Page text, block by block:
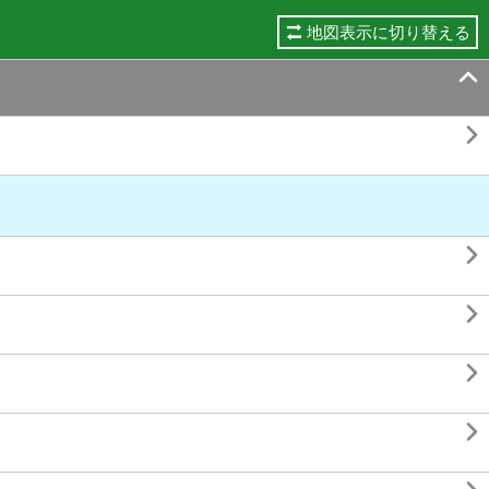
地図表示に切り替える





